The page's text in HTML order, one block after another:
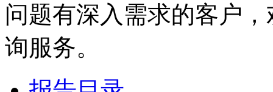
问题有深入需求的客户
询服务。